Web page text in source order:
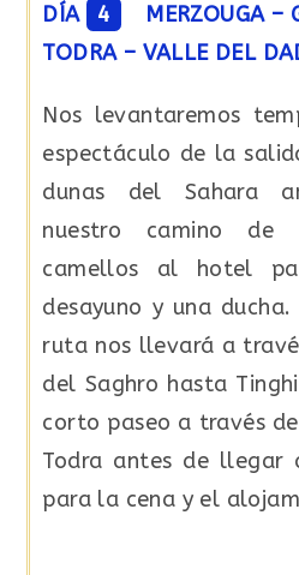
DÍA 4
MERZOUGA –
TODRA – VALLE DEL
Nos levantaremos
espectáculo de la
dunas del Sahara
nuestro camino de
camellos al hotel
desayuno y una
ruta nos llevará a
del Saghro hasta
corto paseo a través
Todra antes de llegar
para la cena y el